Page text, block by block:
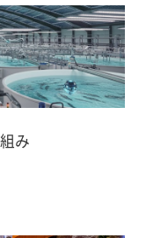
み